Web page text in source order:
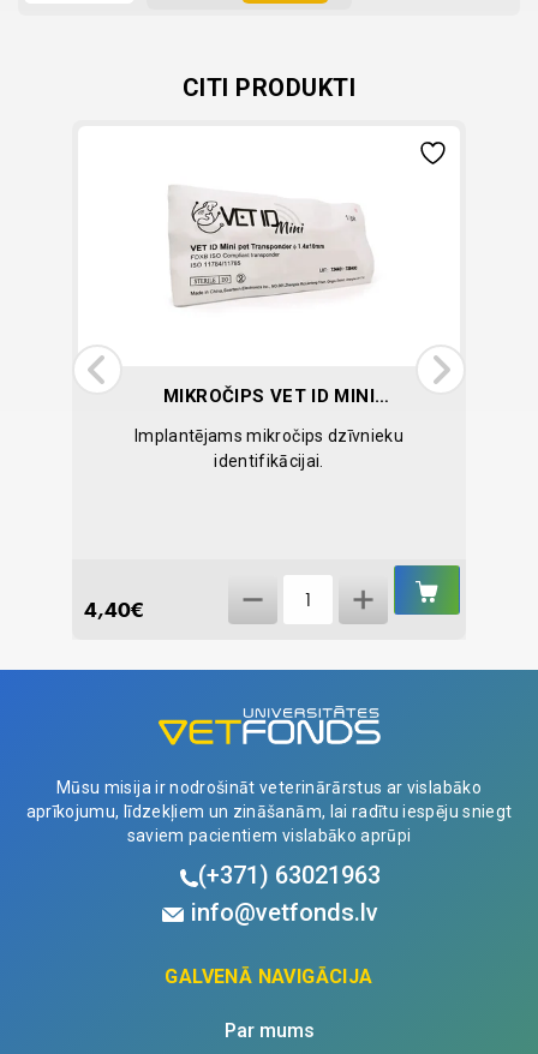
CITI PRODUKTI
GROZĀ
MIKROČIPS VET ID MINI
Implantējams mikročips dzīvnieku
identifikācijai.
4,40€
VET
1,4x10mm
quantity
Mūsu misija ir nodrošināt veterinārārstus ar vislabāko
aprīkojumu, līdzekļiem un zināšanām, lai radītu iespēju sniegt
saviem pacientiem vislabāko aprūpi
(+371) 63021963
info@vetfonds.lv
GALVENĀ NAVIGĀCIJA
Par mums